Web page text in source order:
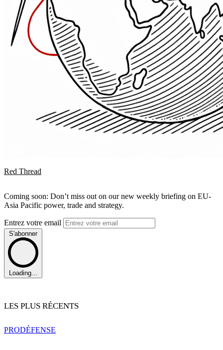
Red Thread
Coming soon: Don’t miss out on our new weekly briefing on EU-
Asia Pacific power, trade and strategy.
Entrez votre email
S'abonner
Loading...
LES PLUS RÉCENTS
PRODÉFENSE